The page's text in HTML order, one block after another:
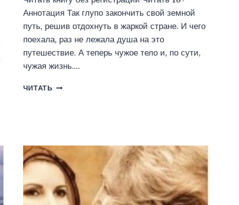
Аннотация Так глупо закончить свой земной
путь, решив отдохнуть в жаркой стране. И чего
поехала, раз не лежала душа на это
путешествие. А теперь чужое тело и, по сути,
чужая жизнь….
ЧИТАТЬ ЗЕРКАЛА